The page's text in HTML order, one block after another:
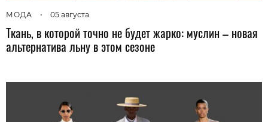
МОДА • 05 августа
Ткань, в которой точно не будет жарко: муслин – новая
альтернатива льну в этом сезоне